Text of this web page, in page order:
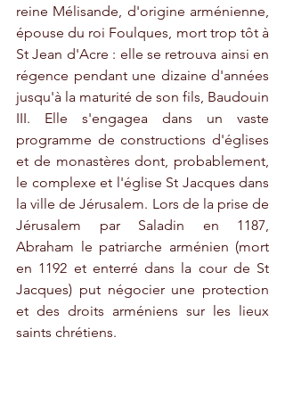
reine Mélisande, d'origine arménienne,
épouse du roi Foulques, mort trop tôt à
St Jean d'Acre : elle se retrouva ainsi en
régence pendant une dizaine d'années
jusqu'à la maturité de son fils, Baudouin
III. Elle s'engagea dans un vaste
programme de constructions d'églises
et de monastères dont, probablement,
le complexe et l'église St Jacques dans
la ville de Jérusalem. Lors de la prise de
Jérusalem par Saladin en 1187,
Abraham le patriarche arménien (mort
en 1192 et enterré dans la cour de St
Jacques) put négocier une protection
et des droits arméniens sur les lieux
saints chrétiens.